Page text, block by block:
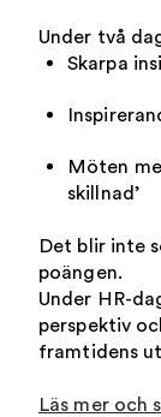
Under två
Skarpa
Möten
skillnad’
Det blir inte
poängen.
Under HR-
perspektiv
framtidens
Läs mer och